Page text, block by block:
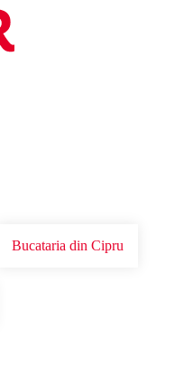
OFERTE DE NERATAT
Bucataria din Cipru